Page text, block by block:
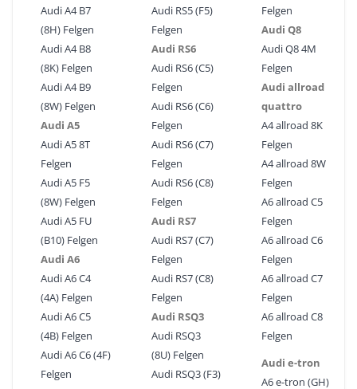
Audi A4 B7
(8H) Felgen
Audi A4 B8
(8K) Felgen
Audi A4 B9
(8W) Felgen
Audi A5
Audi A5 8T
Felgen
Audi A5 F5
(8W) Felgen
Audi A5 FU
(B10) Felgen
Audi A6
Audi A6 C4
(4A) Felgen
Audi A6 C5
(4B) Felgen
Audi A6 C6 (4F)
Felgen
Audi RS5 (F5)
Felgen
Audi RS6
Audi RS6 (C5)
Felgen
Audi RS6 (C6)
Felgen
Audi RS6 (C7)
Felgen
Audi RS6 (C8)
Felgen
Audi RS7
Audi RS7 (C7)
Felgen
Audi RS7 (C8)
Felgen
Audi RSQ3
Audi RSQ3
(8U) Felgen
Audi RSQ3 (F3)
Felgen
Audi Q8
Audi Q8 4M
Felgen
Audi allroad
quattro
A4 allroad 8K
Felgen
A4 allroad 8W
Felgen
A6 allroad C5
Felgen
A6 allroad C6
Felgen
A6 allroad C7
Felgen
A6 allroad C8
Felgen
Audi e-tron
A6 e-tron (GH)